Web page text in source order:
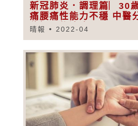
新冠肺炎．調理篇︳30
痛腰痛性能力不穩 中醫
位調理後遺症
晴報 2022-04